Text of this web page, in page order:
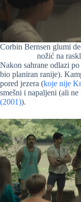
Corbin Bernsen glumi
nožić na
Nakon sahrane odlazi
bio planiran ranije).
pored jezera (koje nije
smešni i napaljeni (ali ne
(2001)).